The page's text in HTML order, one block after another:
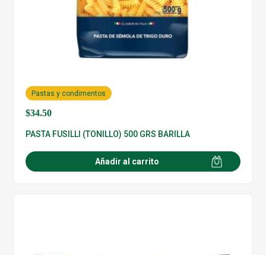
$34.50
Pastas y condimentos
PASTA FUSILLI (TONILLO) 500 GRS BARILLA
Añadir al carrito